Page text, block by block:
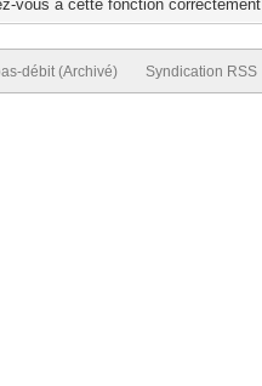
vous à cette fonction
débit (Archivé) Syndication RSS